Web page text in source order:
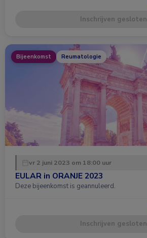
Inschrijven gesloten
Bijeenkomst Reumatologie
vr 2 juni 2023 om 18:00 uur
EULAR in ORANJE 2023
Deze bijeenkomst is geannuleerd.
Inschrijven gesloten